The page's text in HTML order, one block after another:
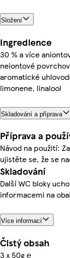
Složení
Ingredience
30 % a více
neiontové
aromatické
limonene, linalool
Skladování a příprava
Příprava a
Návod na použití:
ujistěte se, že se
Skladování
Další WC bloky
informacemi na
Více informací
Čistý obsah
3 x 50g ℮